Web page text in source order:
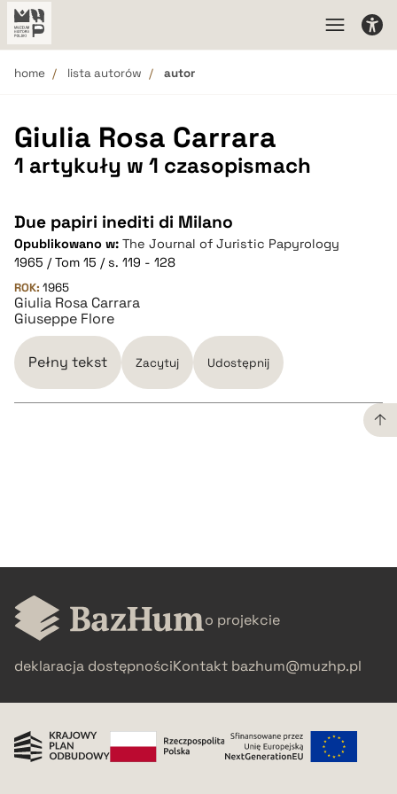
home lista autorów autor
Giulia Rosa Carrara
1 artykuły w 1 czasopismach
Due papiri inediti di Milano
Opublikowano w: The Journal of Juristic Papyrology
1965 / Tom 15 / s. 119 - 128
ROK: 1965
Giulia Rosa Carrara
Giuseppe Flore
Pełny tekst Zacytuj Udostępnij
BIBTEX
pobierz cytat o projekcie
deklaracja dostępnościKontakt bazhum@muzhp.pl